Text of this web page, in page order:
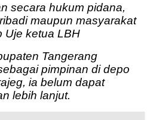
secara hukum pidana,
maupun masyarakat
Uje ketua LBH
Tangerang
pimpinan di depo
ia belum dapat
lebih lanjut.